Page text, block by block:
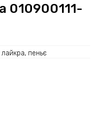
010900111-
пеньє